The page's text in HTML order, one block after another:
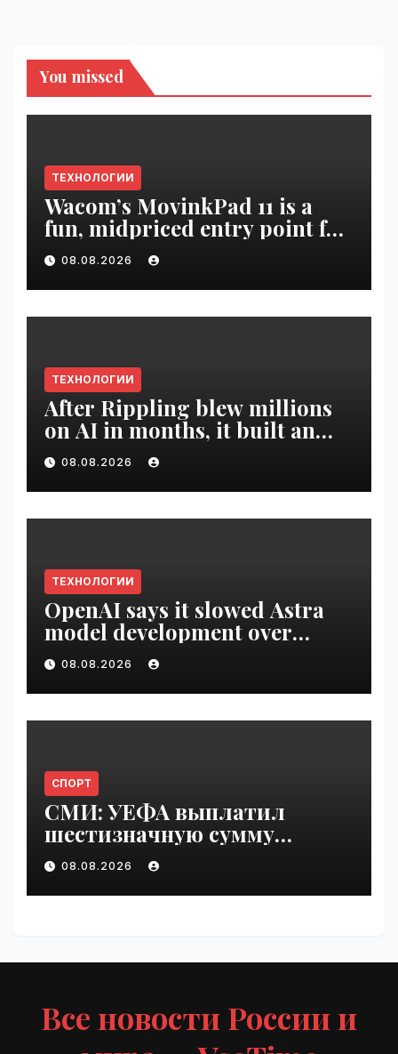
You missed
ТЕХНОЛОГИИ
Wacom’s MovinkPad 11 is a
fun, midpriced entry point for
digital artists | VseTime.ru
08.08.2026
ТЕХНОЛОГИИ
After Rippling blew millions
on AI in months, it built an
employee ROI tool |
VseTime.ru
08.08.2026
ТЕХНОЛОГИИ
OpenAI says it slowed Astra
model development over
security concerns | VseTime.ru
08.08.2026
СПОРТ
СМИ: УЕФА выплатил
шестизначную сумму
любовнице Инфантино |
VseTime.ru
08.08.2026
Все новости России и